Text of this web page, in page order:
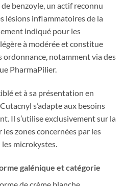
benzoyle, un actif reconnu
lésions inflammatoires de la
indiqué pour les
à modérée et constitue
ordonnance, notamment via des
PharmaPilier.
et à sa présentation en
s’adapte aux besoins
Il s’utilise exclusivement sur la
zones concernées par les
microkystes.
galénique et catégorie